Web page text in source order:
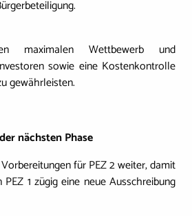
Wettbewerb und
sowie eine Kostenkontrolle
gewährleisten.
nächsten Phase
für PEZ 2 weiter, damit
1 zügig eine neue Ausschreibung